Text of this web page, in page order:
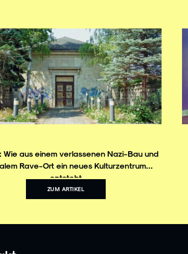
Wie aus einem verlassenen Nazi-Bau und
Rave-Ort ein neues Kulturzentrum
entsteht
ZUM ARTIKEL